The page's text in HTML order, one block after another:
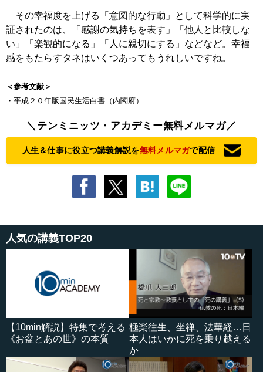
その幸福度を上げる「意図的な行動」として科学的に実
証されたのは、「感謝の気持ちを表す」「他人と比較しな
い」「楽観的になる」「人に親切にする」などなど。幸福
感をもたらすタネはいくつあってもうれしいですね。
＜参考文献＞
・平成２０年版国民生活白書（内閣府）
＼テンミニッツ・アカデミー無料メルマガ／
人生＆仕事に役立つ講義解説を無料メルマガで配信
人気の講義TOP20
【10min解説】特集で考える
《お盆とあの世》の本質
極楽往生、坐禅、法華経…日
本人はいかに死を乗り越える
か